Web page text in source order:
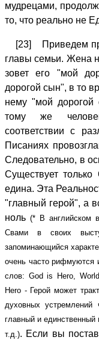
мудрецами,
то, что реально не
[23] Приведем
главы семьи. Жена
зовет его "мой
дорогой сын", в то
нему "мой дорогой
тому же
соответствии с
Писаниях
Следовательно, в
Существует
едина. Эта
"главный герой", а
ноль (* В английском
Свами в своих
запоминающийся
очень часто рифмуются
слов: God is Hero,
Hero - Герой может
духовных устремлений
главный и единственный
т.д.). Если вы